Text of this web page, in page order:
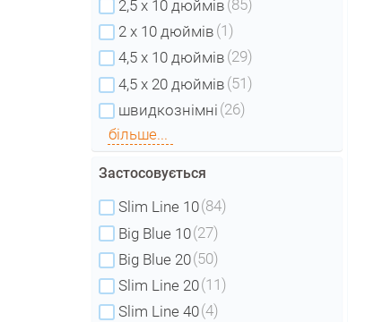
2,5 x 10 дюймів (85)
2 х 10 дюймів (1)
4,5 x 10 дюймів (29)
4,5 x 20 дюймів (51)
швидкознімні (26)
більше...
Застосовується
Slim Line 10(84)
Big Blue 10(27)
Big Blue 20(50)
Slim Line 20(11)
Slim Line 40(4)